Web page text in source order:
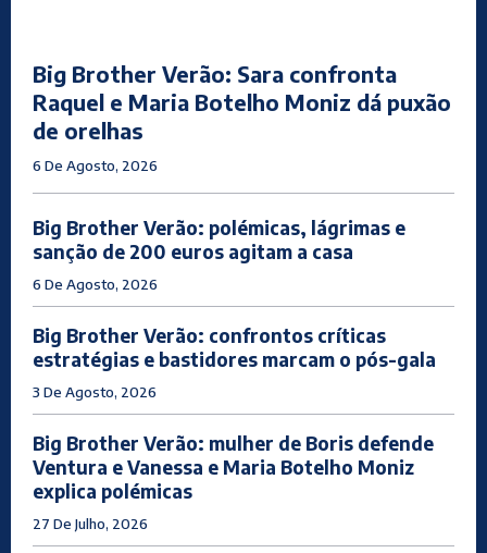
Big Brother Verão: Sara confronta
Raquel e Maria Botelho Moniz dá puxão
de orelhas
6 De Agosto, 2026
Big Brother Verão: polémicas, lágrimas e
sanção de 200 euros agitam a casa
6 De Agosto, 2026
Big Brother Verão: confrontos críticas
estratégias e bastidores marcam o pós-gala
3 De Agosto, 2026
Big Brother Verão: mulher de Boris defende
Ventura e Vanessa e Maria Botelho Moniz
explica polémicas
27 De Julho, 2026